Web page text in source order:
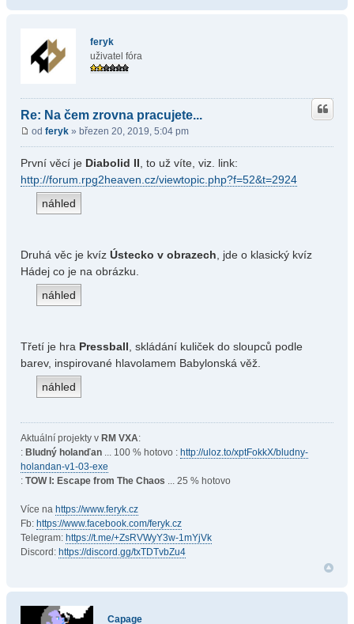
feryk
uživatel fóra
Re: Na čem zrovna pracujete...
od feryk » březen 20, 2019, 5:04 pm
První věcí je Diabolid II , to už víte, viz. link:
http://forum.rpg2heaven.cz/viewtopic.php?f=52&t=2924
Druhá věc je kvíz Ústecko v obrazech , jde o klasický kvíz
Hádej co je na obrázku.
Třetí je hra Pressball , skládání kuliček do sloupců podle
barev, inspirované hlavolamem Babylonská věž.
Aktuální projekty v RM VXA:
: Bludný holanďan ... 100 % hotovo : http://uloz.to/xptFokkX/bludny-
holandan-v1-03-exe
: TOW I: Escape from The Chaos ... 25 % hotovo
Více na https://www.feryk.cz
Fb: https://www.facebook.com/feryk.cz
Telegram: https://t.me/+ZsRVWyY3w-1mYjVk
Discord: https://discord.gg/txTDTvbZu4
Capage